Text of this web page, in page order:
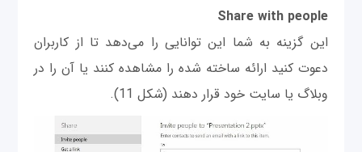
Share with people
این گزینه به شما این توانایی را می‌دهد تا از کاربران
دعوت کنید ارائه ساخته شده را مشاهده کنند یا آن‌ را در
وبلاگ یا سایت خود قرار دهند (شکل 11).